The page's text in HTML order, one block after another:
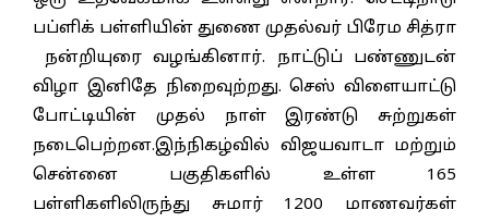
பப்ளிக் பள்ளியின் துணை முதல்வர் பிரேம சித்ரா
நன்றியுரை வழங்கினார். நாட்டுப் பண்ணுடன்
விழா இனிதே நிறைவுற்றது. செஸ் விளையாட்டு
போட்டியின் முதல் நாள் இரண்டு சுற்றுகள்
நடைபெற்றன.இந்நிகழ்வில் விஜயவாடா மற்றும்
சென்னை பகுதிகளில் உள்ள 165
பள்ளிகளிலிருந்து சுமார் 1200 மாணவர்கள்